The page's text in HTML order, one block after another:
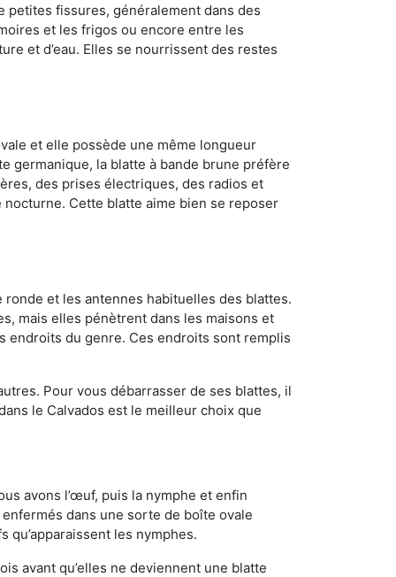
petites fissures, généralement dans des
et les frigos ou encore entre les
et d’eau. Elles se nourrissent des restes
et elle possède une même longueur
germanique, la blatte à bande brune préfère
des prises électriques, des radios et
Cette blatte aime bien se reposer
ronde et les antennes habituelles des blattes.
mais elles pénètrent dans les maisons et
endroits du genre. Ces endroits sont remplis
Pour vous débarrasser de ses blattes, il
le Calvados est le meilleur choix que
avons l’œuf, puis la nymphe et enfin
dans une sorte de boîte ovale
les nymphes.
avant qu’elles ne deviennent une blatte